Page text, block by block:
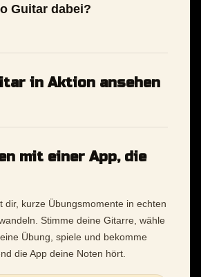
Guitar dabei?
in Aktion ansehen
mit einer App, die
dir, kurze Übungsmomente in echten
Stimme deine Gitarre, wähle
Übung, spiele und bekomme
die App deine Noten hört.